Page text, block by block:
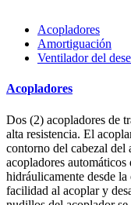
Acopladores
Amortiguación
Ventilador del
Acopladores
Dos (2) acopladores de
alta resistencia. El
contorno del cabezal
acopladores automáticos
hidráulicamente desde
facilidad al acoplar y